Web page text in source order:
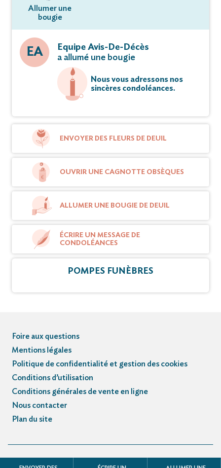
Allumer une
bougie
EA
Equipe Avis-De-Décès
a allumé une bougie
Nous vous adressons nos
sincères condoléances.
ENVOYER DES FLEURS DE DEUIL
OUVRIR UNE CAGNOTTE OBSÈQUES
ALLUMER UNE BOUGIE DE DEUIL
ÉCRIRE UN MESSAGE DE
CONDOLÉANCES
POMPES FUNÈBRES
Foire aux questions
Mentions légales
Politique de confidentialité et gestion des cookies
Conditions d’utilisation
Conditions générales de vente en ligne
Nous contacter
Plan du site
© Registre des avis de décès et obsèques - 3.3.5